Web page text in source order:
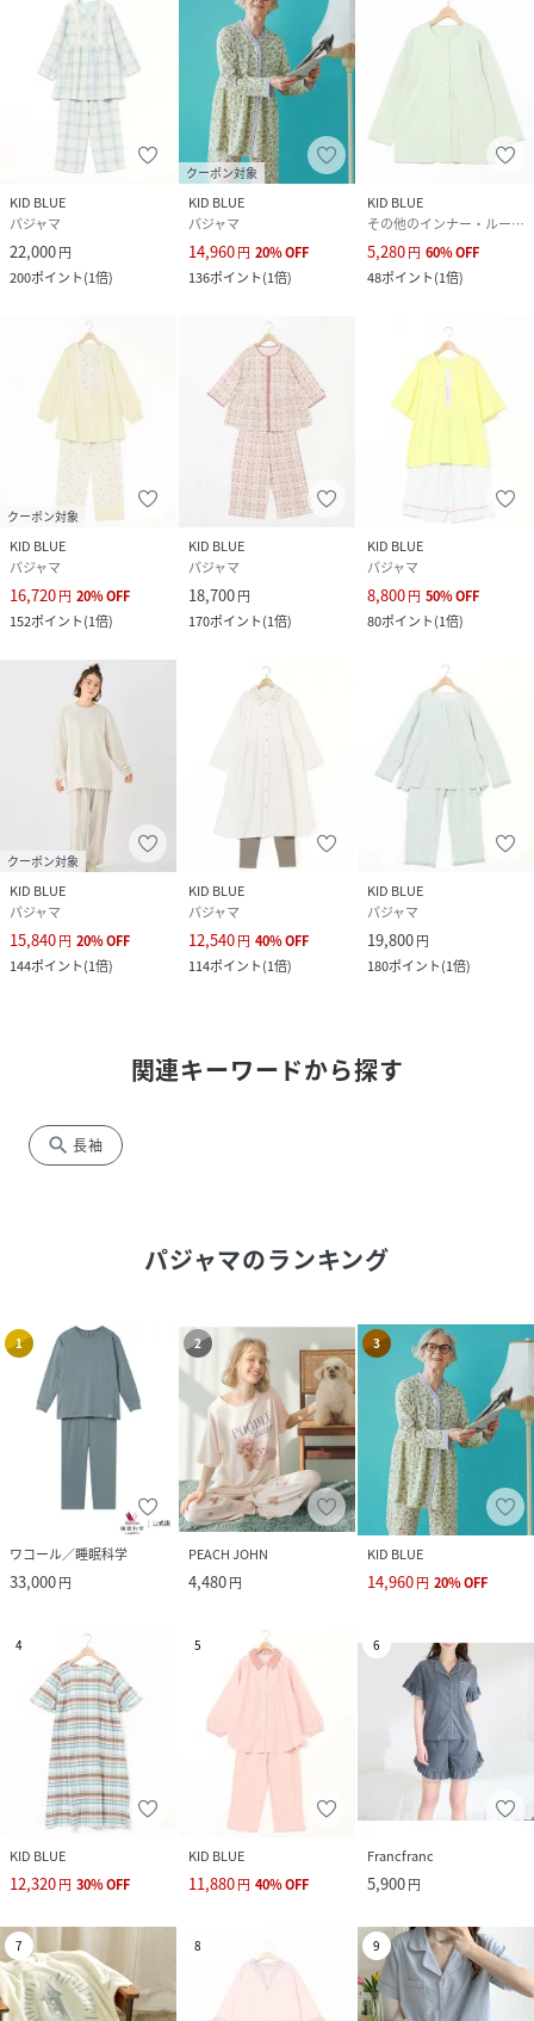
KID BLUE
パジャマ
22,000円
200ポイント(1倍)
クーポン対象
KID BLUE
パジャマ
14,960円 20%OFF
136ポイント(1倍)
KID BLUE
その他のインナー・ルームウェア
5,280円 60%OFF
48ポイント(1倍)
クーポン対象
KID BLUE
パジャマ
16,720円 20%OFF
152ポイント(1倍)
KID BLUE
パジャマ
18,700円
170ポイント(1倍)
KID BLUE
パジャマ
8,800円 50%OFF
80ポイント(1倍)
クーポン対象
KID BLUE
パジャマ
15,840円 20%OFF
144ポイント(1倍)
KID BLUE
パジャマ
12,540円 40%OFF
114ポイント(1倍)
KID BLUE
パジャマ
19,800円
180ポイント(1倍)
関連キーワードから探す
search 長袖
パジャマのランキング
1
ワコール／睡眠科学
33,000円
2
PEACH JOHN
4,480円
3
KID BLUE
14,960円 20%OFF
4
KID BLUE
12,320円 30%OFF
5
KID BLUE
11,880円 40%OFF
6
Francfranc
5,900円
7 8 9